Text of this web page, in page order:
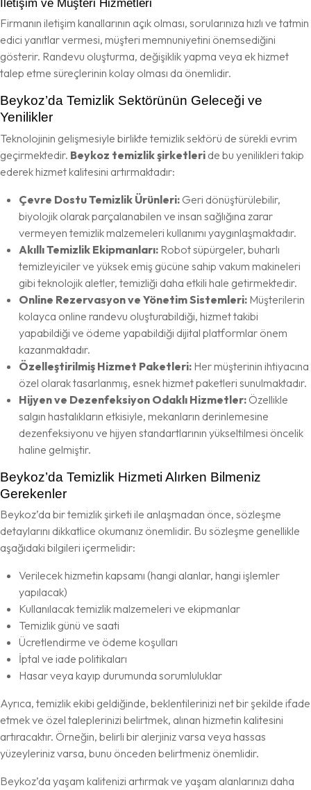
İletişim ve Müşteri Hizmetleri
Firmanın iletişim kanallarının açık olması, sorularınıza hızlı ve tatmin
edici yanıtlar vermesi, müşteri memnuniyetini önemsediğini
gösterir. Randevu oluşturma, değişiklik yapma veya ek hizmet
talep etme süreçlerinin kolay olması da önemlidir.
Beykoz’da Temizlik Sektörünün Geleceği ve
Yenilikler
Teknolojinin gelişmesiyle birlikte temizlik sektörü de sürekli evrim
geçirmektedir. Beykoz temizlik şirketleri de bu yenilikleri takip
ederek hizmet kalitesini artırmaktadır:
Çevre Dostu Temizlik Ürünleri: Geri dönüştürülebilir,
biyolojik olarak parçalanabilen ve insan sağlığına zarar
vermeyen temizlik malzemeleri kullanımı yaygınlaşmaktadır.
Akıllı Temizlik Ekipmanları: Robot süpürgeler, buharlı
temizleyiciler ve yüksek emiş gücüne sahip vakum makineleri
gibi teknolojik aletler, temizliği daha etkili hale getirmektedir.
Online Rezervasyon ve Yönetim Sistemleri: Müşterilerin
kolayca online randevu oluşturabildiği, hizmet takibi
yapabildiği ve ödeme yapabildiği dijital platformlar önem
kazanmaktadır.
Özelleştirilmiş Hizmet Paketleri: Her müşterinin ihtiyacına
özel olarak tasarlanmış, esnek hizmet paketleri sunulmaktadır.
Hijyen ve Dezenfeksiyon Odaklı Hizmetler: Özellikle
salgın hastalıkların etkisiyle, mekanların derinlemesine
dezenfeksiyonu ve hijyen standartlarının yükseltilmesi öncelik
haline gelmiştir.
Beykoz’da Temizlik Hizmeti Alırken Bilmeniz
Gerekenler
Beykoz’da bir temizlik şirketi ile anlaşmadan önce, sözleşme
detaylarını dikkatlice okumanız önemlidir. Bu sözleşme genellikle
aşağıdaki bilgileri içermelidir:
Verilecek hizmetin kapsamı (hangi alanlar, hangi işlemler
yapılacak)
Kullanılacak temizlik malzemeleri ve ekipmanlar
Temizlik günü ve saati
Ücretlendirme ve ödeme koşulları
İptal ve iade politikaları
Hasar veya kayıp durumunda sorumluluklar
Ayrıca, temizlik ekibi geldiğinde, beklentilerinizi net bir şekilde ifade
etmek ve özel taleplerinizi belirtmek, alınan hizmetin kalitesini
artıracaktır. Örneğin, belirli bir alerjiniz varsa veya hassas
yüzeyleriniz varsa, bunu önceden belirtmeniz önemlidir.
Beykoz’da yaşam kalitenizi artırmak ve yaşam alanlarınızı daha